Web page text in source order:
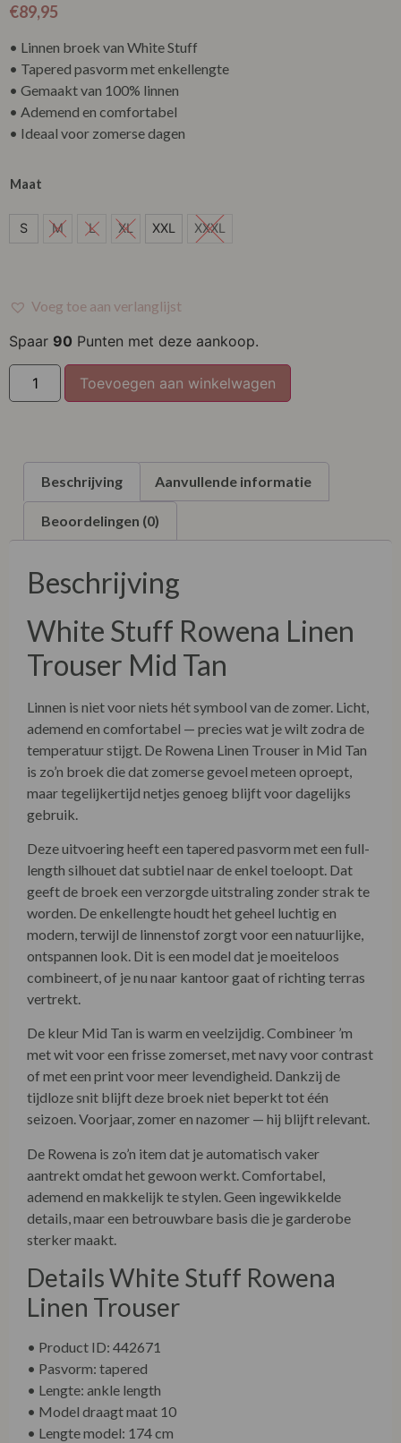
€89,95
• Linnen broek van White Stuff
• Tapered pasvorm met enkellengte
• Gemaakt van 100% linnen
• Ademend en comfortabel
• Ideaal voor zomerse dagen
Maat
S
XXL
XXXL
S M L XL XXL XXXL
Voeg toe aan verlanglijst
Spaar 90 Punten met deze aankoop.
Toevoegen aan winkelwagen
Beschrijving Aanvullende informatie
Beoordelingen (0)
Beschrijving
White Stuff Rowena Linen
Trouser Mid Tan
Linnen is niet voor niets hét symbool van de zomer. Licht,
ademend en comfortabel — precies wat je wilt zodra de
temperatuur stijgt. De Rowena Linen Trouser in Mid Tan
is zo’n broek die dat zomerse gevoel meteen oproept,
maar tegelijkertijd netjes genoeg blijft voor dagelijks
gebruik.
Deze uitvoering heeft een tapered pasvorm met een full-
length silhouet dat subtiel naar de enkel toeloopt. Dat
geeft de broek een verzorgde uitstraling zonder strak te
worden. De enkellengte houdt het geheel luchtig en
modern, terwijl de linnenstof zorgt voor een natuurlijke,
ontspannen look. Dit is een model dat je moeiteloos
combineert, of je nu naar kantoor gaat of richting terras
vertrekt.
De kleur Mid Tan is warm en veelzijdig. Combineer ’m
met wit voor een frisse zomerset, met navy voor contrast
of met een print voor meer levendigheid. Dankzij de
tijdloze snit blijft deze broek niet beperkt tot één
seizoen. Voorjaar, zomer en nazomer — hij blijft relevant.
De Rowena is zo’n item dat je automatisch vaker
aantrekt omdat het gewoon werkt. Comfortabel,
ademend en makkelijk te stylen. Geen ingewikkelde
details, maar een betrouwbare basis die je garderobe
sterker maakt.
Details White Stuff Rowena
Linen Trouser
• Product ID: 442671
• Pasvorm: tapered
• Lengte: ankle length
• Model draagt maat 10
• Lengte model: 174 cm